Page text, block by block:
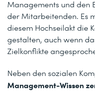
Managements und den
der Mitarbeitenden. Es
diesem Hochseilakt die
gestalten, auch wenn
Zielkonflikte
Neben den sozialen
Management-Wissen